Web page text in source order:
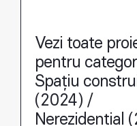
Vezi toate
pentru
Spațiu
(2024) /
Nerezidențial